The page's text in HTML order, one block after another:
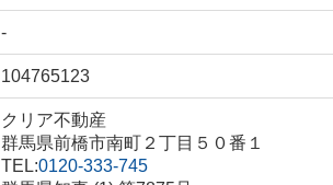
-
104765123
クリア不動産
群馬県前橋市南町２丁目５０番１
TEL:0120-333-745